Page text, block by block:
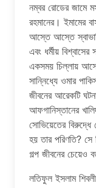
নম্বর রোডের জামে
রহমানের। ইমামের
আস্তে আস্তে
এবং ধর্মীয়
একসময় চিল্লায়
সান্নিধ্যে ওমার
জীবনের আরেকটি
আফগানিস্তানের
সোভিয়েতের
হয় তার পরিণতি?
গল্প জীবনের চেয়েও
লতিফুল ইসলাম